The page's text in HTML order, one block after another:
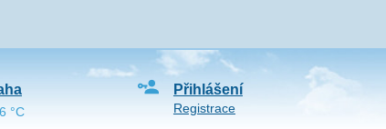
Přihlášení
Registrace
°C